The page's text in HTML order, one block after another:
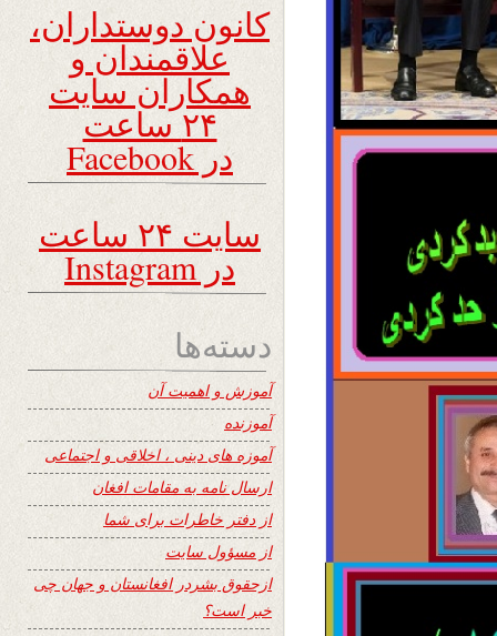
کانون دوستداران،
علاقمندان و
همکاران سایت
۲۴ ساعت
در Facebook
سایت ۲۴ ساعت
در Instagram
دسته‌ها
آموزش و اهمیت آن
آموزنده
آموزه های دینی ، اخلاقی و اجتماعی
ارسال نامه به مقامات افغان
از دفتر خاطرات برای شما
از مسؤول سایت
ازحقوق بشردر افغانستان و جهان چی
خبر است؟